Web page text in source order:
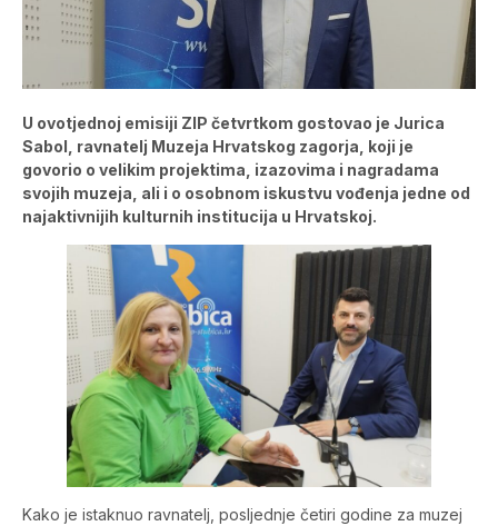
U ovotjednoj emisiji ZIP četvrtkom gostovao je Jurica
Sabol, ravnatelj Muzeja Hrvatskog zagorja, koji je
govorio o velikim projektima, izazovima i nagradama
svojih muzeja, ali i o osobnom iskustvu vođenja jedne od
najaktivnijih kulturnih institucija u Hrvatskoj.
Kako je istaknuo ravnatelj, posljednje četiri godine za muzej